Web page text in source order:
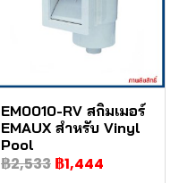
EM0010-RV สกิมเมอร์
EMAUX สำหรับ Vinyl
Pool
฿2,533 ฿1,444